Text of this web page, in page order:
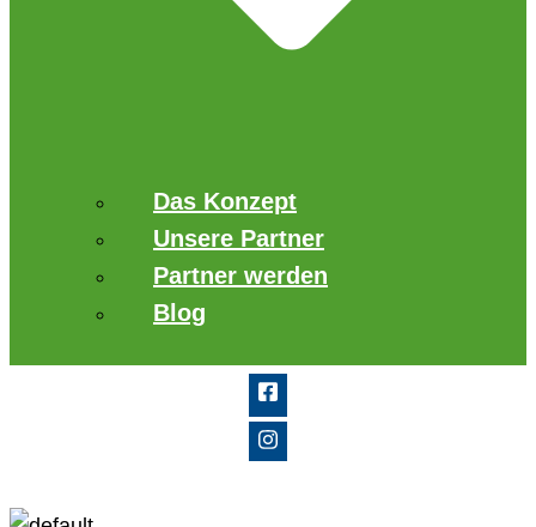
Das Konzept
Unsere Partner
Partner werden
Blog